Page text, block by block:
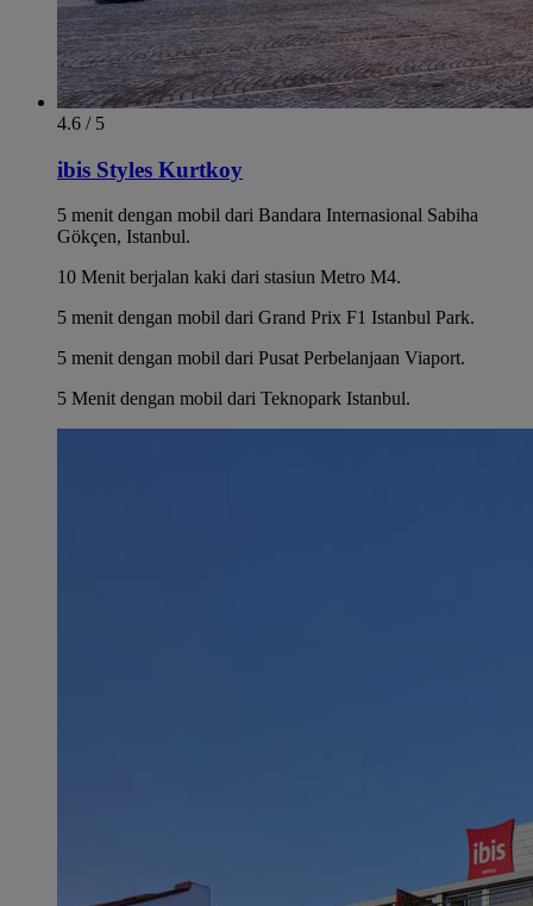
4.6 / 5
ibis Styles Kurtkoy
5 menit dengan mobil dari Bandara Internasional Sabiha
Gökçen, Istanbul.
10 Menit berjalan kaki dari stasiun Metro M4.
5 menit dengan mobil dari Grand Prix F1 Istanbul Park.
5 menit dengan mobil dari Pusat Perbelanjaan Viaport.
5 Menit dengan mobil dari Teknopark Istanbul.